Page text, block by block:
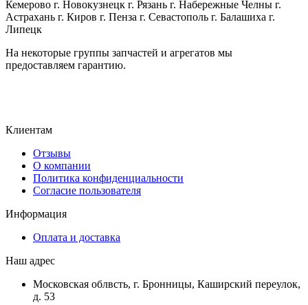
Кемерово г. Новокузнецк г. Рязань г. Набережные Челны г.
Астрахань г. Киров г. Пенза г. Севастополь г. Балашиха г.
Липецк
На некоторые группы запчастей и агрегатов мы
предоставляем гарантию.
Клиентам
Отзывы
О компании
Политика конфиденциальности
Согласие пользователя
Информация
Оплата и доставка
Наш адрес
Московская облвсть, г. Бронницы, Каширский переулок,
д. 53